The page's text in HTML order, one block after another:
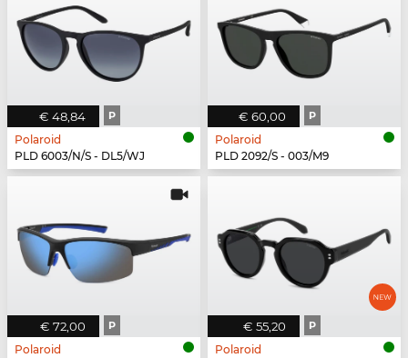
€ 48,84 P
Polaroid
PLD 6003/N/S - DL5/WJ
€ 60,00 P
Polaroid
PLD 2092/S - 003/M9
€ 72,00 P
Polaroid
€ 55,20 P
Polaroid